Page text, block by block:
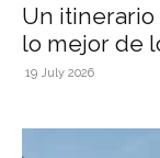
Un itinerario
lo mejor de
19 July 2026